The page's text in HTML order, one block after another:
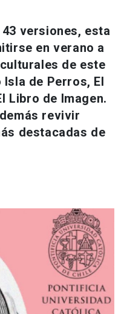
versiones, esta
en verano a
de este
de Perros, El
Libro de Imagen.
revivir
destacadas de